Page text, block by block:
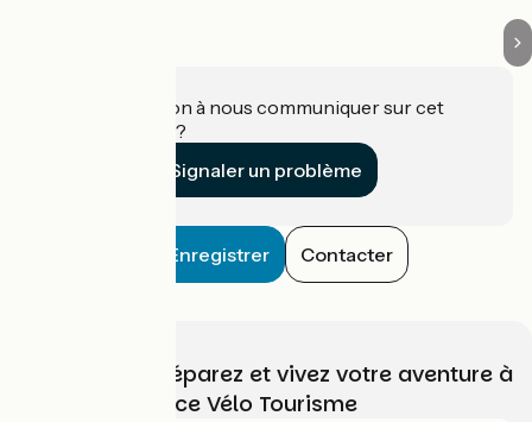
Une information à nous communiquer sur cet
établissement ?
Signaler un problème
Enregistrer Contacter
Choisissez, préparez et vivez votre aventure à
vélo avec France Vélo Tourisme